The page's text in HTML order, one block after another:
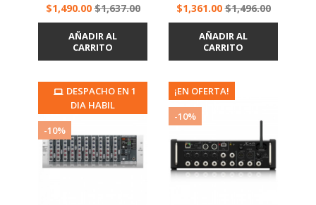
Precio
$1,490.00Precio
base
$1,637.00
AÑADIR AL
CARRITO
Precio
$1,361.00Precio
base
$1,496.00
AÑADIR AL
CARRITO
DESPACHO EN 1
DIA HABIL
¡EN OFERTA!
-10%
¡EN OFERTA!
-10%